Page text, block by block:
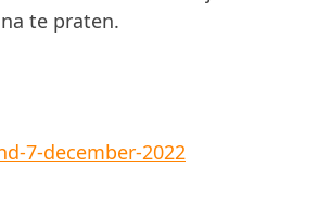
te praten.
7-december-2022